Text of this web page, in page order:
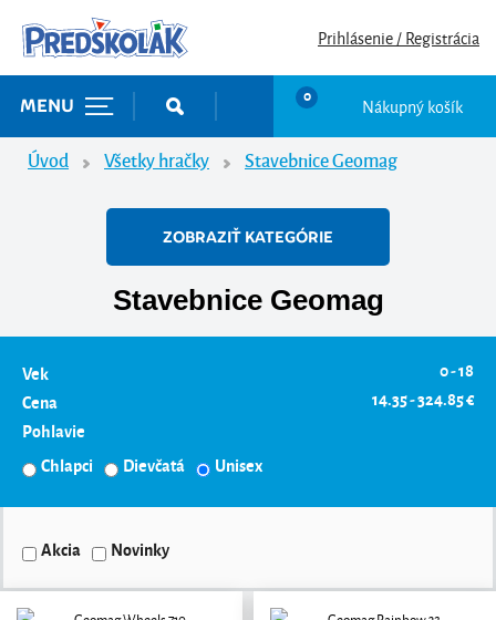
Prihlásenie / Registrácia
MENU 0 Nákupný košík
Úvod Všetky hračky Stavebnice Geomag
ZOBRAZIŤ KATEGÓRIE
Stavebnice Geomag
Vek
0 - 18
Cena
14.35 - 324.85 €
Pohlavie
Chlapci
Dievčatá Unisex
Akcia Novinky